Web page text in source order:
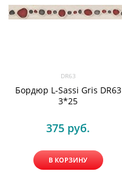
DR63
Бордюр L-Sassi Gris DR63
3*25
375 руб.
В КОРЗИНУ